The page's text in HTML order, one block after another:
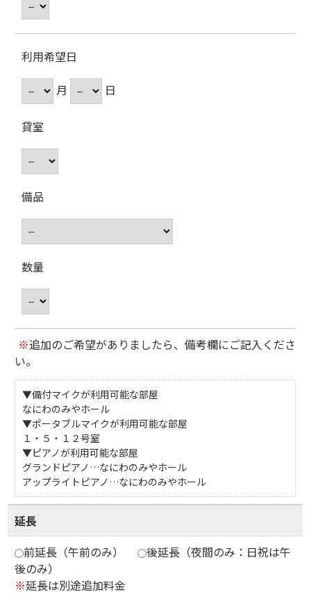
利用希望日
月
日
貸室
備品
数量
※追加のご希望がありましたら、備考欄にご記入くださ
い。
▼備付マイクが利用可能な部屋
なにわのみやホール
▼ポータブルマイクが利用可能な部屋
１・５・１２号室
▼ピアノが利用可能な部屋
グランドピアノ…なにわのみやホール
アップライトピアノ…なにわのみやホール
延長
前延長（午前のみ）
後延長（夜間のみ：日祝は午
後のみ）
※延長は別途追加料金